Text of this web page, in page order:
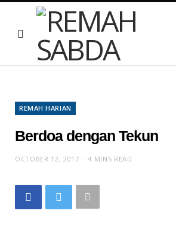
REMAH HARIAN
Berdoa dengan Tekun
OCTOBER 12, 2017 4 MINS READ